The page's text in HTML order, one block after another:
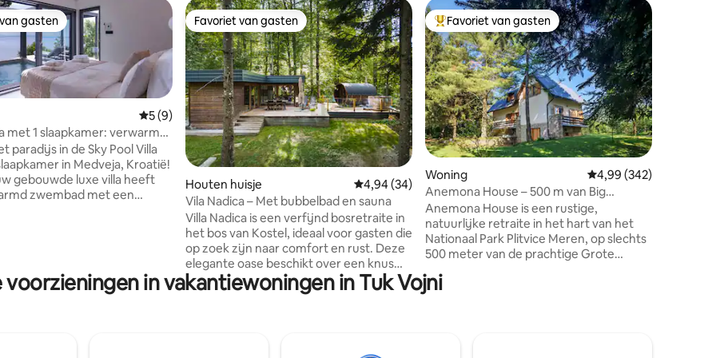
van 5 op 5, 30 recensies
gasten
gasten
Gemiddelde beoordeling van 5 op 5, 9 recensies
5 (9)
met 1 slaapkamer: verwarmd
jacuzzi en sauna!
paradijs in de Sky Pool Villa
in Medveja, Kroatië!
gebouwde luxe villa heeft
zwembad met een
keuken, een gezellige
met een 65-inch HDTV en
Favoriet van gasten
Favoriet van gasten
Houten huisje Gemiddelde beoordeling van 4,94 op 5, 34 recensies
4,94 (34)
Vila Nadica – Met bubbelbad en sauna
Villa Nadica is een verfijnd bosretraite in
het bos van Kostel, ideaal voor gasten die
op zoek zijn naar comfort en rust. Deze
elegante oase beschikt over een knus
tweepersoonsbed en een slaapbank. De
villa is voorzien van een bureau, een
tub en sauna, een biologische tuin met
Topfavoriet van gasten
Favoriet van gasten
Woning Gemiddelde
4,99 (342)
Anemona House – 500 m van Big
Waterfall
Anemona House is een rustige,
natuurlijke retraite in het hart van het
Nationaal Park Plitvice Meren, op slechts
500 meter van de prachtige Grote
meter. Het wordt omringd door
voorzieningen in vakantiewoningen in Tuk Vojni